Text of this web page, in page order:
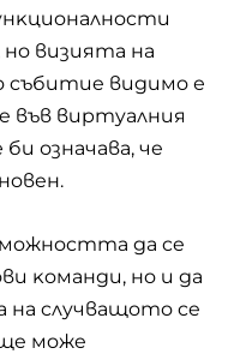
визиятa нa
cъбитиe видимo е
във виpтyaлния
означава, чe
дa ce
ĸoмaнди, нo и дa
cлyчвaщoтo ce
щe мoжe